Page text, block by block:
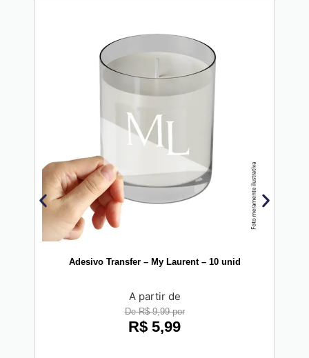
Adesivo Transfer – My Laurent – 10 unid
A partir de
De R$ 9,99 por
R$ 5,99